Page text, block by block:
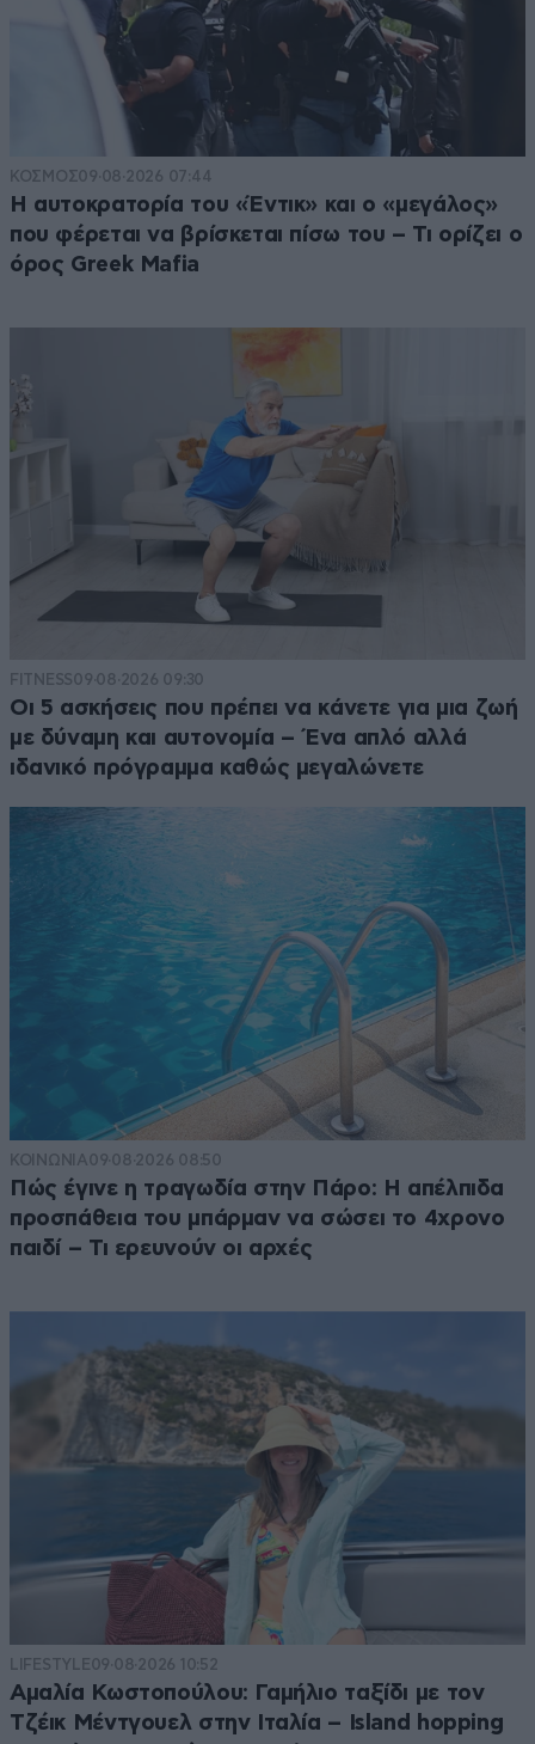
ΚΟΣΜΟΣ09·08·2026 07:44
Η αυτοκρατορία του «Έντικ» και ο «μεγάλος»
που φέρεται να βρίσκεται πίσω του – Τι ορίζει ο
όρος Greek Mafia
FITNESS09·08·2026 09:30
Οι 5 ασκήσεις που πρέπει να κάνετε για μια ζωή
με δύναμη και αυτονομία – Ένα απλό αλλά
ιδανικό πρόγραμμα καθώς μεγαλώνετε
ΚΟΙΝΩΝΙΑ09·08·2026 08:50
Πώς έγινε η τραγωδία στην Πάρο: Η απέλπιδα
προσπάθεια του μπάρμαν να σώσει το 4χρονο
παιδί – Τι ερευνούν οι αρχές
LIFESTYLE09·08·2026 10:52
Αμαλία Κωστοπούλου: Γαμήλιο ταξίδι με τον
Τζέικ Μέντγουελ στην Ιταλία – Island hopping